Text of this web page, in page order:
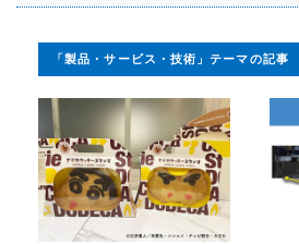
「製品・サービス・技術」テーマの記事